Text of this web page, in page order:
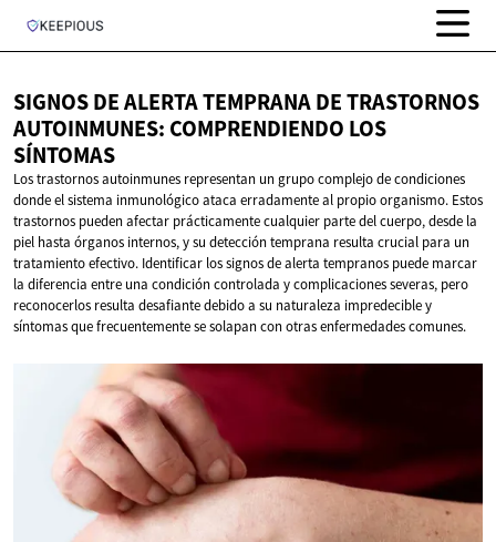
SIGNOS DE ALERTA TEMPRANA DE TRASTORNOS
AUTOINMUNES: COMPRENDIENDO LOS
SÍNTOMAS
Los trastornos autoinmunes representan un grupo complejo de condiciones
donde el sistema inmunológico ataca erradamente al propio organismo. Estos
trastornos pueden afectar prácticamente cualquier parte del cuerpo, desde la
piel hasta órganos internos, y su detección temprana resulta crucial para un
tratamiento efectivo. Identificar los signos de alerta tempranos puede marcar
la diferencia entre una condición controlada y complicaciones severas, pero
reconocerlos resulta desafiante debido a su naturaleza impredecible y
síntomas que frecuentemente se solapan con otras enfermedades comunes.